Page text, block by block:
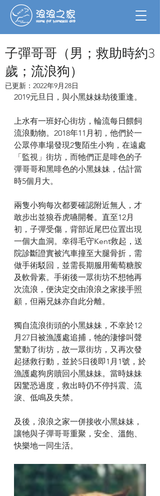
子彈哥哥（男；救助時約3
歲；流浪狗）
已更新： 2022年9月28日
2019元旦日，與小黑妹妹劫後重逢。
上水有一班好心街坊，輪流每日餵飼
流浪動物。2018年11月初，他們於一
公眾停車場發現2隻陌生小狗，在遠處
「監視」街坊，而牠們正是啡色的子
彈哥哥和黑啡色的小黑妹妹，估計當
時5個月大。
兩隻小狗每次都要確認附近無人，才
敢步出並狼吞虎嚥開餐。直至12月
初，子彈受傷，背部近尾巴位置出現
一個大血洞。幸得毛守Kent救起，送
院診斷證實被汽車撞至大腿骨折，需
做手術駁回，並需長期服用葡萄糖胺
及軟骨素。手術後一眾街坊不想牠再
次流浪，便決定交由浪浪之家接手照
顧，但兩兄妹亦自此分離。
獨自流浪街頭的小黑妹妹，不幸於12
月27日被漁護處追捕，牠的淒慘叫聲
驚動了街坊，故一眾街坊，又再次發
起拯救行動，並於5日後即1月1號，於
漁護處狗房贖回小黑妹妹。當時妹妹
因驚恐過度，救出時仍不停抖震、流
淚、低鳴及失禁。
及後，浪浪之家一併接收小黑妹妹，
讓牠與子彈哥哥重聚，安全、溫飽、
快樂地一同生活。